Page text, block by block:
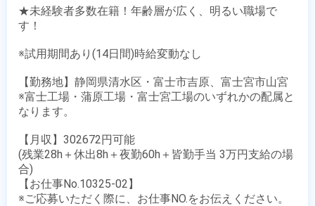
★未経験者多数在籍！年齢層が広く、明るい職場で
す！
※試用期間あり(14日間)時給変動なし
【勤務地】静岡県清水区・富士市吉原、富士宮市山宮
※富士工場・蒲原工場・富士宮工場のいずれかの配属と
なります。
【月収】302672円可能
(残業28h＋休出8h＋夜勤60h＋皆勤手当 3万円支給の場
合)
【お仕事No.10325-02】
※ご応募いただく際に、お仕事NO.をお伝えください。